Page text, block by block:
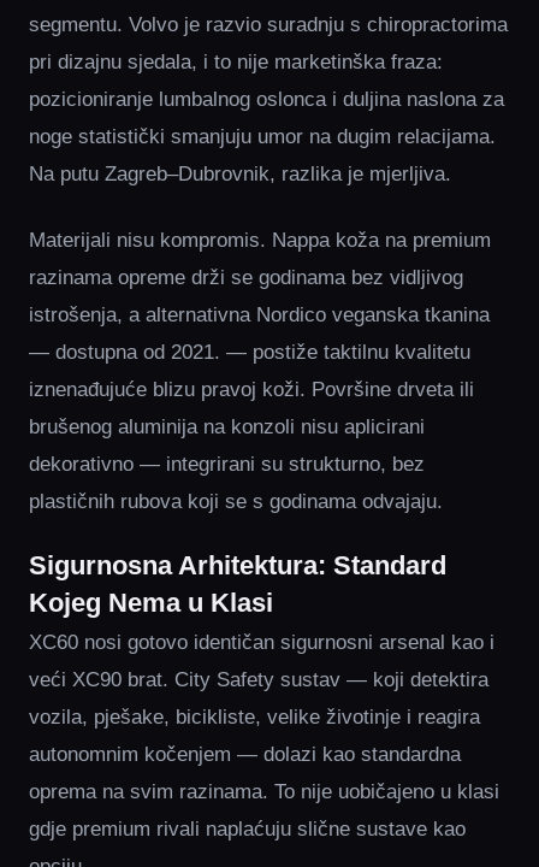
segmentu. Volvo je razvio suradnju s chiropractorima
pri dizajnu sjedala, i to nije marketinška fraza:
pozicioniranje lumbalnog oslonca i duljina naslona za
noge statistički smanjuju umor na dugim relacijama.
Na putu Zagreb–Dubrovnik, razlika je mjerljiva.
Materijali nisu kompromis. Nappa koža na premium
razinama opreme drži se godinama bez vidljivog
istrošenja, a alternativna Nordico veganska tkanina
— dostupna od 2021. — postiže taktilnu kvalitetu
iznenađujuće blizu pravoj koži. Površine drveta ili
brušenog aluminija na konzoli nisu aplicirani
dekorativno — integrirani su strukturno, bez
plastičnih rubova koji se s godinama odvajaju.
Sigurnosna Arhitektura: Standard
Kojeg Nema u Klasi
XC60 nosi gotovo identičan sigurnosni arsenal kao i
veći XC90 brat. City Safety sustav — koji detektira
vozila, pješake, bicikliste, velike životinje i reagira
autonomnim kočenjem — dolazi kao standardna
oprema na svim razinama. To nije uobičajeno u klasi
gdje premium rivali naplaćuju slične sustave kao